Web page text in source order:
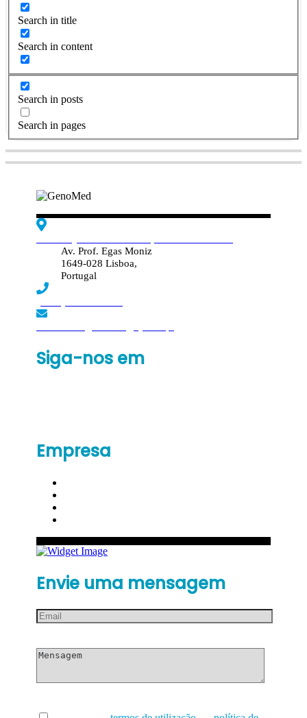
Search in title
Search in content
Search in posts
Search in pages
Av. Prof. Egas Moniz
1649-028 Lisboa,
Portugal
Siga-nos em
Empresa
Envie uma mensagem